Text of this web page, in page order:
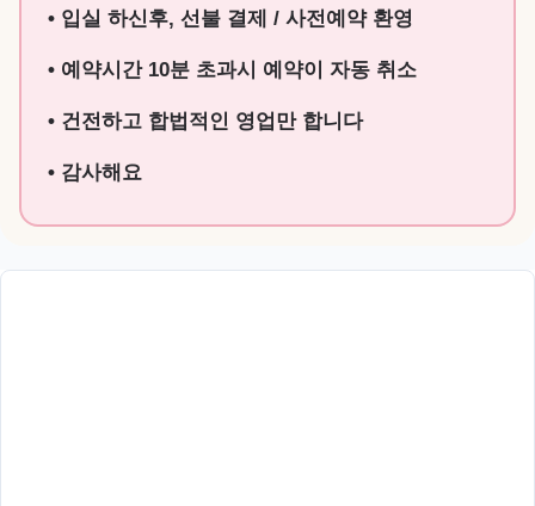
• 입실 하신후, 선불 결제 / 사전예약 환영
• 예약시간 10분 초과시 예약이 자동 취소
• 건전하고 합법적인 영업만 합니다
• 감사해요